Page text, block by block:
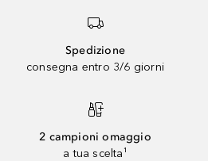
Spedizione
consegna entro 3/6 giorni
2 campioni omaggio
a tua scelta¹